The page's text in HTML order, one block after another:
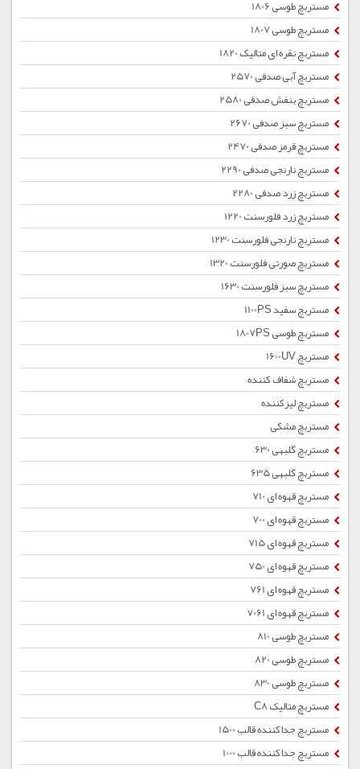
مستربچ طوسی 1806
مستربچ طوسی 1807
مستربچ نقره ای متالیک 1820
مستربچ آبی صدفی 2570
مستربچ بنفش صدفی 2580
مستربچ سبز صدفی 2670
مستربچ قرمز صدفی 2470
مستربچ نارنجی صدفی 2290
مستربچ زرد صدفی 2280
مستربچ زرد فلورسنت 1220
مستربچ نارنجی فلورسنت 1230
مستربچ صورتی فلورسنت 1320
مستربچ سبز فلورسنت 1630
مستربچ سفید 1100PS
مستربچ طوسی 1807PS
مستربچ 1600UV
مستربچ شفاف کننده
مستربچ لیزکننده
مستربچ مشکی
مستربچ گلبهی 630
مستربچ گلبهی 635
مستربچ قهوه ای 710
مستربچ قهوه ای 700
مستربچ قهوه ای 715
مستربچ قهوه ای 750
مستربچ قهوه ای 761
مستربچ قهوه ای 7061
مستربچ طوسی 810
مستربچ طوسی 820
مستربچ طوسی 830
مستربچ متالیک C8
مستربچ جداکننده قالب 1500
مستربچ جداکننده قالب 1000